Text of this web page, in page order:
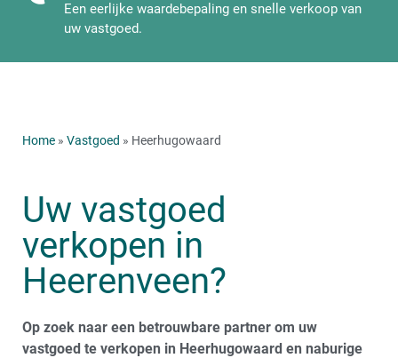
Een eerlijke waardebepaling en snelle verkoop van
uw vastgoed.
Home » Vastgoed » Heerhugowaard
Uw vastgoed
verkopen in
Heerenveen?
Op zoek naar een betrouwbare partner om uw
vastgoed te verkopen in Heerhugowaard en naburige